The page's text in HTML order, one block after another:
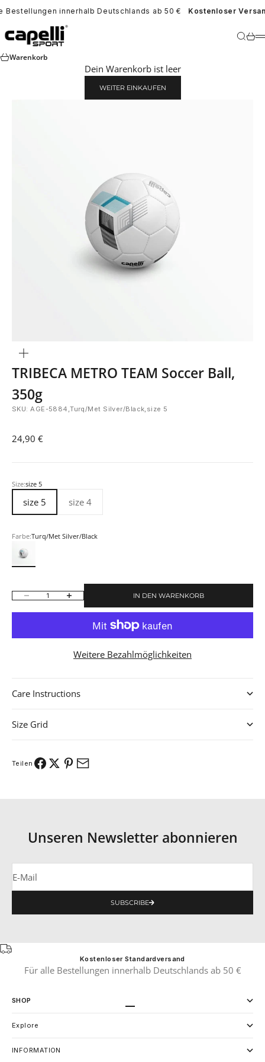
Zum Inhalt springeninnerhalb Deutschlands ab 50 € Kostenloser
Capelli Sport Europe
Suche
Warenkorb
Dein Warenkorb ist leer
WEITER EINKAUFEN
TRIBECA METRO TEAM Soccer Ball,
350g
SKU: AGE-5884,Turq/Met Silver/Black,size 5
Angebot
24,90 €
Size:size 5
size 5 size 4
Farbe:Turq/Met Silver/Black
Turq/Met Silver/Black
Anzahl verringernAnzahl erhöhen IN DEN WARENKORB
Weitere Bezahlmöglichkeiten
Care Instructions
Size Grid
Teilen
Unseren Newsletter abonnieren
E-Mail
SUBSCRIBE
Kostenloser Standardversand
Für alle Bestellungen innerhalb Deutschlands ab 50 €
SHOP
Explore
INFORMATION